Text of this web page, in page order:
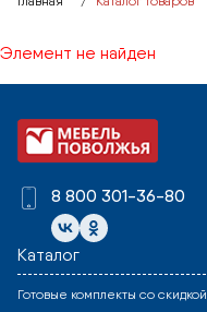
Элемент не найден
8 800 301-36-80
Каталог
Готовые комплекты со скидкой